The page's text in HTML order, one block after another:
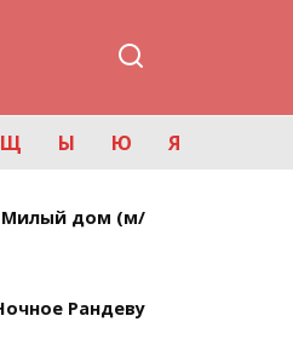
Щ Ы Ю Я
Милый дом (м/
Рандеву